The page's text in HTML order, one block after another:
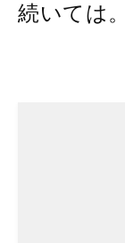
続いては。